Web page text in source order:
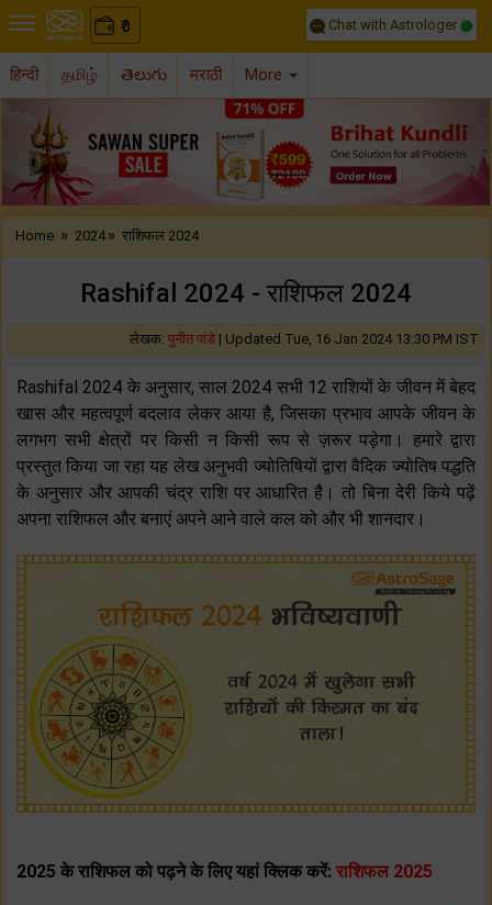
₹
0 Chat with Astrologer
हिन्दी தமிழ் తెలుగు मराठी More
Previous
Home » 2024 » राशिफल 2024
Rashifal 2024 - राशिफल 2024
लेखक: पुनीत पांडे | Updated Tue, 16 Jan 2024 13:30 PM IST
Rashifal 2024 के अनुसार, साल 2024 सभी 12 राशियों के जीवन में बेहद
खास और महत्वपूर्ण बदलाव लेकर आया है, जिसका प्रभाव आपके जीवन के
लगभग सभी क्षेत्रों पर किसी न किसी रूप से ज़रूर पड़ेगा। हमारे द्वारा
प्रस्तुत किया जा रहा यह लेख अनुभवी ज्योतिषियों द्वारा वैदिक ज्योतिष पद्धति
के अनुसार और आपकी चंद्र राशि पर आधारित है। तो बिना देरी किये पढ़ें
अपना राशिफल और बनाएं अपने आने वाले कल को और भी शानदार।
2025 के राशिफल को पढ़ने के लिए यहां क्लिक करें: राशिफल 2025